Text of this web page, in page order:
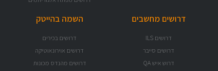
דרושים מחשבים
דרושים ILS
דרושים סייבר
דרוש איש QA
השמה בהייטק
דרושים בכירים
דרושים אוירונאוטיקה
דרושים מהנדס מכונות